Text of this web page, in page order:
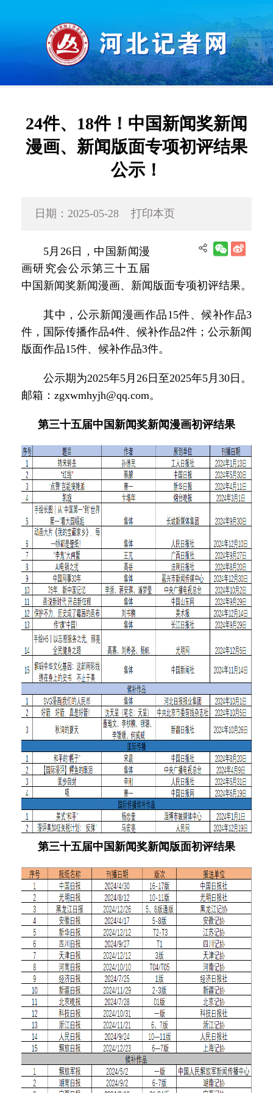
24件、18件！中国新闻奖新闻
漫画、新闻版面专项初评结果
公示！
日期：2025-05-28 打印本页
5月26日，中国新闻漫
画研究会公示第三十五届
中国新闻奖新闻漫画、新闻版面专项初评结果。
其中，公示新闻漫画作品15件、候补作品3
件，国际传播作品4件、候补作品2件；公示新闻
版面作品15件、候补作品3件。
公示期为2025年5月26日至2025年5月30日。
邮箱：zgxwmhyjh@qq.com。
第三十五届中国新闻奖新闻漫画初评结果
第三十五届中国新闻奖新闻版面初评结果